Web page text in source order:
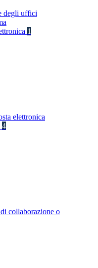
degli uffici
1
elettronica
4
collaborazione o